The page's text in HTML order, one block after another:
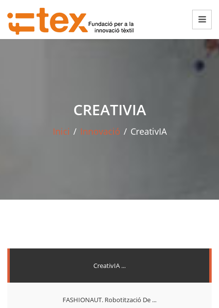
CREATIVIA
Inici / Innovació / CreativIA
CreativIA ...
FASHIONAUT. Robotització De ...